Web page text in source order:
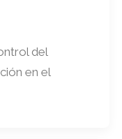
del
en el